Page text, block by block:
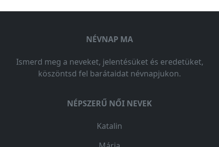
NÉVNAP MA
Ismerd meg a neveket, jelentésüket és eredetüket,
köszöntsd fel barátaidat névnapjukon.
NÉPSZERŰ NŐI NEVEK
Katalin